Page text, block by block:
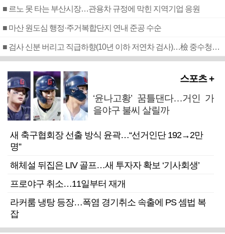
■ 르노 못 타는 부산시장…관용차 규정에 막힌 지역기업 응원
■ 마산 원도심 행정·주거복합단지 연내 준공 수순
■ 검사 신분 버리고 직급하향(10년 이하 저연차 검사)…檢 중수청행 기피
스포츠 +
‘윤나고황’ 꿈틀댄다…거인 가
을야구 불씨 살릴까
새 축구협회장 선출 방식 윤곽…“선거인단 192→2만
명”
해체설 뒤집은 LIV 골프…새 투자자 확보 ‘기사회생’
프로야구 취소…11일부터 재개
라커룸 냉탕 등장…폭염 경기취소 속출에 PS 셈법 복
잡